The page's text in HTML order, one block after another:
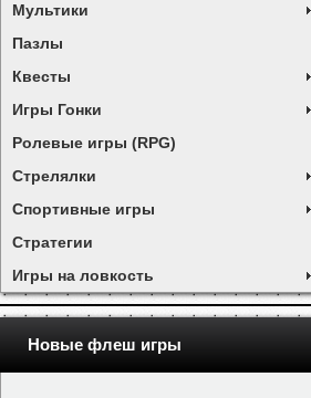
Мультики
Пазлы
Квесты
Игры Гонки
Ролевые игры (RPG)
Стрелялки
Спортивные игры
Стратегии
Игры на ловкость
Новые флеш игры